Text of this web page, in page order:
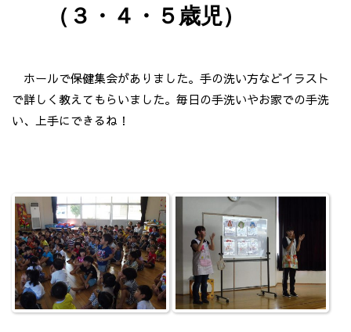
（３・４・５歳児）
ホールで保健集会がありました。手の洗い方などイラスト
で詳しく教えてもらいました。毎日の手洗いやお家での手洗
い、上手にできるね！